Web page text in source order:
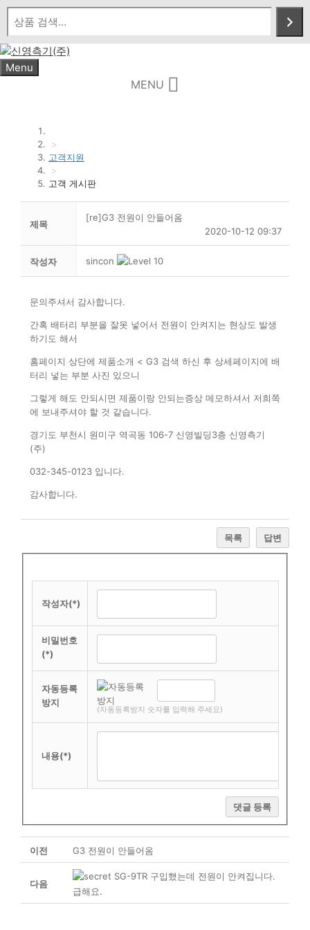
Skip
content
Menu
MENU
>
고객지원
>
고객 게시판
제목
[re]G3 전원이 안들어옴
2020-10-12 09:37
작성자 sincon
문의주셔서 감사합니다.
간혹 배터리 부분을 잘못 넣어서 전원이 안켜지는 현상도 발생
하기도 해서
홈페이지 상단에 제품소개 < G3 검색 하신 후 상세페이지에 배
터리 넣는 부분 사진 있으니
그렇게 해도 안되시면 제품이랑 안되는증상 메모하셔서 저희쪽
에 보내주셔야 할 것 같습니다.
경기도 부천시 원미구 역곡동 106-7 신영빌딩3층 신영측기
(주)
032-345-0123 입니다.
감사합니다.
목록 답변
작성자(*)
비밀번호
(*)
자동등록
방지
(자동등록방지 숫자를 입력해 주세요)
내용(*)
댓글 등록
이전 G3 전원이 안들어옴
다음
SG-9TR 구입했는데 전원이 안켜집니다.
급해요.